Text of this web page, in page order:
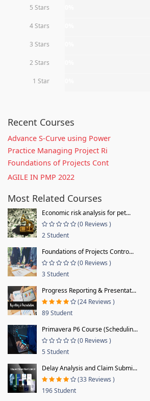
5 Stars
4 Stars
3 Stars
2 Stars
1 Star
Recent Courses
Advance S-Curve using Power
Practice Managing Project Ri
Foundations of Projects Cont
AGILE IN PMP 2022
Most Related Courses
Economic risk analysis for pet...
(0 Reviews )
2 Student
Foundations of Projects Contro...
(0 Reviews )
3 Student
Progress Reporting & Presentat...
(24 Reviews )
89 Student
Primavera P6 Course (Schedulin...
(0 Reviews )
5 Student
Delay Analysis and Claim Submi...
(33 Reviews )
196 Student